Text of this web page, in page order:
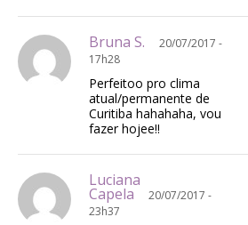
Bruna S.
20/07/2017 -
17h28
Perfeitoo pro clima
atual/permanente de
Curitiba hahahaha, vou
fazer hojee!!
Luciana
Capela
20/07/2017 -
23h37